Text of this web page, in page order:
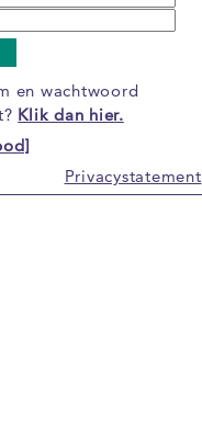
en wachtwoord
Klik dan hier.
Privacystatement